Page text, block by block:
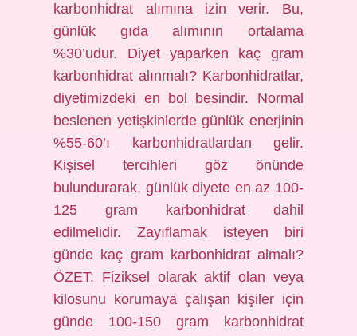
karbonhidrat alımına izin verir. Bu,
günlük gıda alımının ortalama
%30’udur. Diyet yaparken kaç gram
karbonhidrat alınmalı? Karbonhidratlar,
diyetimizdeki en bol besindir. Normal
beslenen yetişkinlerde günlük enerjinin
%55-60’ı karbonhidratlardan gelir.
Kişisel tercihleri ​​​​göz önünde
bulundurarak, günlük diyete en az 100-
125 gram karbonhidrat dahil
edilmelidir. Zayıflamak isteyen biri
günde kaç gram karbonhidrat almalı?
ÖZET: Fiziksel olarak aktif olan veya
kilosunu korumaya çalışan kişiler için
günde 100-150 gram karbonhidrat